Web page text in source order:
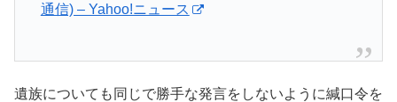
通信) – Yahoo!ニュース
遺族についても同じで勝手な発言をしないように緘口令を